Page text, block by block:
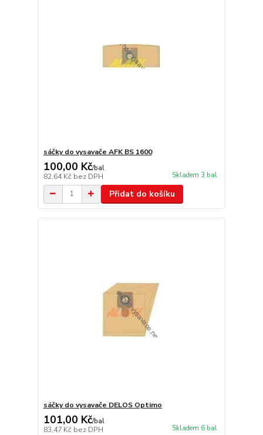
sáčky do vysavače AFK BS 1600
100,00 Kč/bal
82,64 Kč bez DPH Skladem 3 bal
Přidat do košíku
sáčky do vysavače DELOS Optimo
101,00 Kč/bal
83,47 Kč bez DPH Skladem 6 bal